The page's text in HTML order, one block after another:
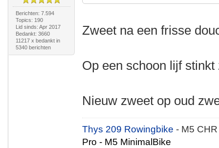
Berichten: 7.594
Topics: 190
Lid sinds: Apr 2017
Bedankt: 3660
11217 x bedankt in
5340 berichten
Zweet na een frisse
Op een schoon lijf stinkt
Nieuw zweet op oud
Thys 209 Rowingbike- M5
Pro - M5 MinimalBike